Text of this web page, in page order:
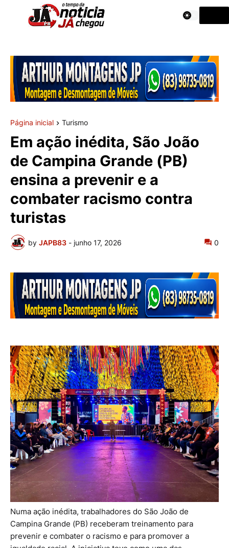
Página inicial Turismo
Em ação inédita, São João
de Campina Grande (PB)
ensina a prevenir e a
combater racismo contra
turistas
by JAPB83 - junho 17, 2026 0
Numa ação inédita, trabalhadores do São João de
Campina Grande (PB) receberam treinamento para
prevenir e combater o racismo e para promover a